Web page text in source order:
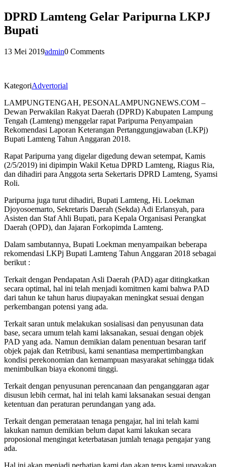
DPRD Lamteng Gelar Paripurna LKPJ
Bupati
13 Mei 2019admin0 Comments
KategoriAdvertorial
LAMPUNGTENGAH, PESONALAMPUNGNEWS.COM –
Dewan Perwakilan Rakyat Daerah (DPRD) Kabupaten Lampung
Tengah (Lamteng) menggelar rapat Paripurna Penyampaian
Rekomendasi Laporan Keterangan Pertanggungjawaban (LKPj)
Bupati Lamteng Tahun Anggaran 2018.
Rapat Paripurna yang digelar digedung dewan setempat, Kamis
(2/5/2019) ini dipimpin Wakil Ketua DPRD Lamteng, Riagus Ria,
dan dihadiri para Anggota serta Sekertaris DPRD Lamteng, Syamsi
Roli.
Paripurna juga turut dihadiri, Bupati Lamteng, Hi. Loekman
Djoyosoemarto, Sekretaris Daerah (Sekda) Adi Erlansyah, para
Asisten dan Staf Ahli Bupati, para Kepala Organisasi Perangkat
Daerah (OPD), dan Jajaran Forkopimda Lamteng.
Dalam sambutannya, Bupati Loekman menyampaikan beberapa
rekomendasi LKPj Bupati Lamteng Tahun Anggaran 2018 sebagai
berikut :
Terkait dengan Pendapatan Asli Daerah (PAD) agar ditingkatkan
secara optimal, hal ini telah menjadi komitmen kami bahwa PAD
dari tahun ke tahun harus diupayakan meningkat sesuai dengan
perkembangan potensi yang ada.
Terkait saran untuk melakukan sosialisasi dan penyusunan data
base, secara umum telah kami laksanakan, sesuai dengan objek
PAD yang ada. Namun demikian dalam penentuan besaran tarif
objek pajak dan Retribusi, kami senantiasa mempertimbangkan
kondisi perekonomian dan kemampuan masyarakat sehingga tidak
menimbulkan biaya ekonomi tinggi.
Terkait dengan penyusunan perencanaan dan penganggaran agar
disusun lebih cermat, hal ini telah kami laksanakan sesuai dengan
ketentuan dan peraturan perundangan yang ada.
Terkait dengan pemerataan tenaga pengajar, hal ini telah kami
lakukan namun demikian belum dapat kami lakukan secara
proposional mengingat keterbatasan jumlah tenaga pengajar yang
ada.
Hal ini akan menjadi perhatian kami dan akan terus kami upayakan